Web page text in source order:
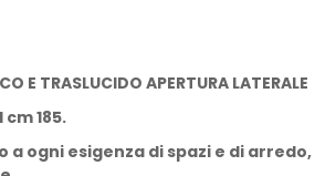
E TRASLUCIDO APERTURA LATERALE
185.
a ogni esigenza di spazi e di arredo,